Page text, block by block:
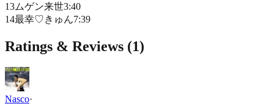
13ムゲン来世3:40
14最幸♡きゅん7:39
Ratings & Reviews (1)
Nasco·